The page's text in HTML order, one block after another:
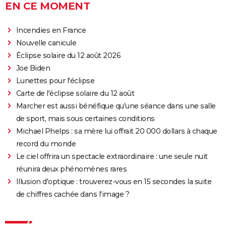
indispensable de voir la scène post-générique ?
Avengers Doomsday : la bande-annonce est enfin
sortie, et on ne comprend plus grand chose au MCU
Tomb Raider : synopsis, Alicia Vikander, streaming,
avis... Tout sur le film sur Lara Croft
Shang Chi : synopsis, casting, scènes post-générique,
streaming, critiques, Disney+...
Uncharted : faut-il connaître le jeu avant de voir le
film ?
Venom : synopsis, casting, streaming, avis... Tout sur
le film avec Tom Hardy
Ant-Man 3 : critiques, scène post-générique, bande-
EN CE MOMENT
Incendies en France
Nouvelle canicule
Éclipse solaire du 12 août 2026
Joe Biden
Lunettes pour l'éclipse
Carte de l'éclipse solaire du 12 août
Marcher est aussi bénéfique qu'une séance dans une salle
de sport, mais sous certaines conditions
Michael Phelps : sa mère lui offrait 20 000 dollars à chaque
record du monde
Le ciel offrira un spectacle extraordinaire : une seule nuit
réunira deux phénomènes rares
Illusion d'optique : trouverez-vous en 15 secondes la suite
de chiffres cachée dans l'image ?